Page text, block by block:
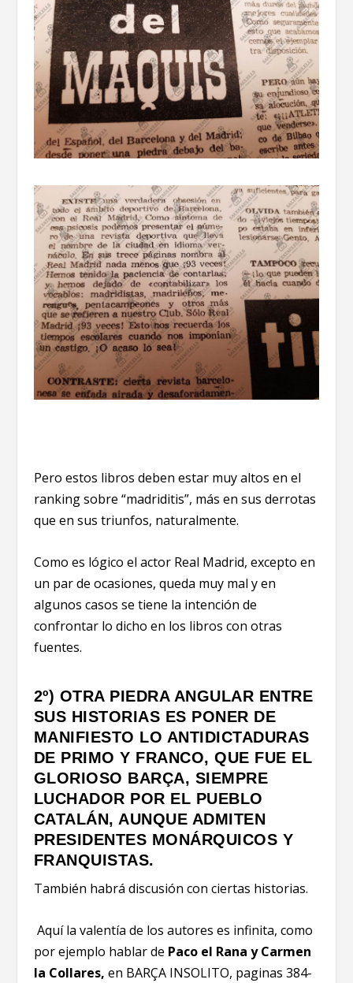
Pero estos libros deben estar muy altos en el
ranking sobre “madriditis”, más en sus derrotas
que en sus triunfos, naturalmente.
Como es lógico el actor Real Madrid, excepto en
un par de ocasiones, queda muy mal y en
algunos casos se tiene la intención de
confrontar lo dicho en los libros con otras
fuentes.
2º) OTRA PIEDRA ANGULAR ENTRE
SUS HISTORIAS ES PONER DE
MANIFIESTO LO ANTIDICTADURAS
DE PRIMO Y FRANCO, QUE FUE EL
GLORIOSO BARÇA, SIEMPRE
LUCHADOR POR EL PUEBLO
CATALÁN, AUNQUE ADMITEN
PRESIDENTES MONÁRQUICOS Y
FRANQUISTAS.
También habrá discusión con ciertas historias.
Aquí la valentía de los autores es infinita, como
por ejemplo hablar de Paco el Rana y Carmen
la Collares, en BARÇA INSOLITO, paginas 384-